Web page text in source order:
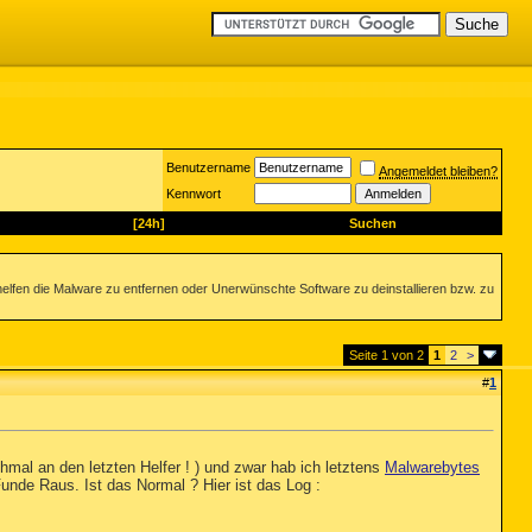
Benutzername
Angemeldet bleiben?
Kennwort
[24h] Suchen
die Malware zu entfernen oder Unerwünschte Software zu deinstallieren bzw. zu
Seite 1 von 2 1 2
>
#1
an den letzten Helfer ! ) und zwar hab ich letztens Malwarebytes
Raus. Ist das Normal ? Hier ist das Log :